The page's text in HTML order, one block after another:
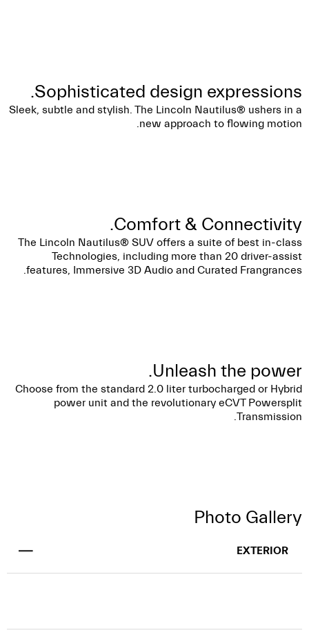
Sophisticated design expressions.
Sleek, subtle and stylish. The Lincoln Nautilus® ushers in a
new approach to flowing motion.
Comfort & Connectivity.
The Lincoln Nautilus® SUV offers a suite of best in-class
Technologies, including more than 20 driver-assist
features, Immersive 3D Audio and Curated Frangrances.
Unleash the power.
Choose from the standard 2.0 liter turbocharged or Hybrid
power unit and the revolutionary eCVT Powersplit
Transmission.
Photo Gallery
EXTERIOR